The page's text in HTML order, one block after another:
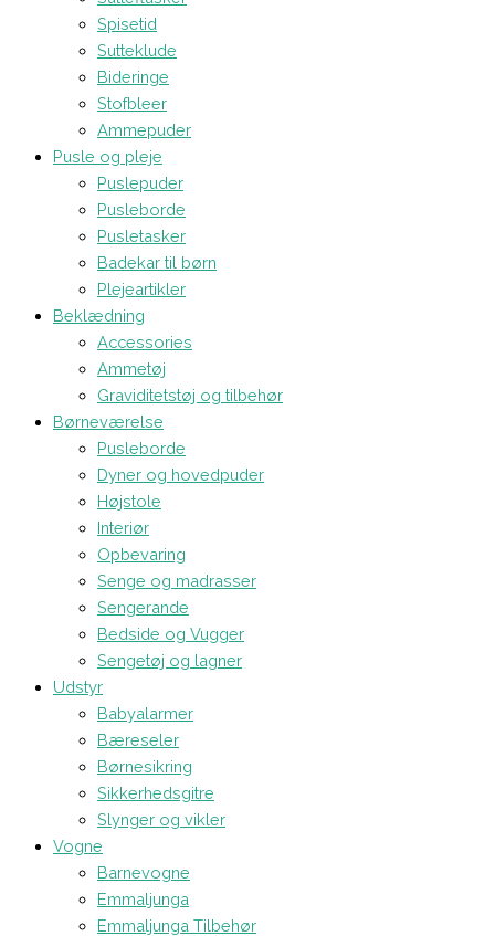
Spisetid
Sutteklude
Bideringe
Stofbleer
Ammepuder
Pusle og pleje
Puslepuder
Pusleborde
Pusletasker
Badekar til børn
Plejeartikler
Beklædning
Accessories
Ammetøj
Graviditetstøj og tilbehør
Børneværelse
Pusleborde
Dyner og hovedpuder
Højstole
Interiør
Opbevaring
Senge og madrasser
Sengerande
Bedside og Vugger
Sengetøj og lagner
Udstyr
Babyalarmer
Bæreseler
Børnesikring
Sikkerhedsgitre
Slynger og vikler
Vogne
Barnevogne
Emmaljunga
Emmaljunga Tilbehør